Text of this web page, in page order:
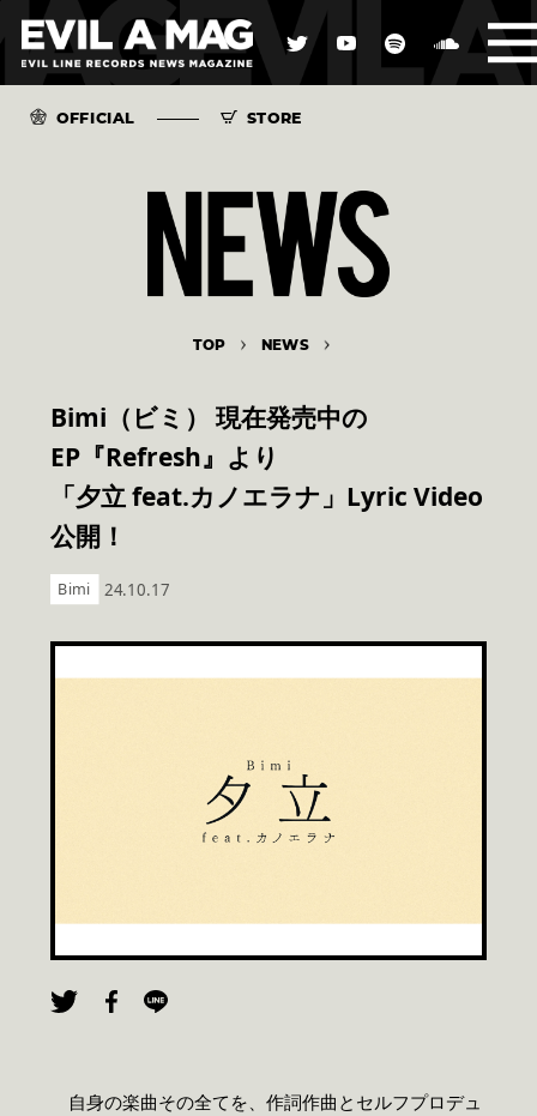
OFFICIAL STORE
TOP NEWS
Bimi（ビミ） 現在発売中の
EP『Refresh』より
「夕立 feat.カノエラナ」Lyric Video
公開！
Bimi 24.10.17
自身の楽曲その全てを、作詞作曲とセルフプロデュ